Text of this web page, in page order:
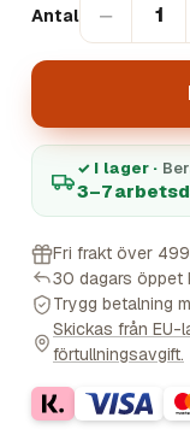
Antal − 1
✓ I lager ·
3–7
Fri frakt över
30 dagars öppet
Trygg betalning
Skickas från EU-
förtullningsavgift.